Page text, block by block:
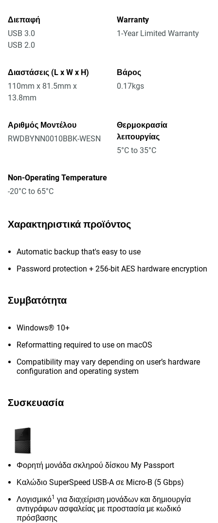
Διεπαφή
USB 3.0
USB 2.0
Warranty
1-Year Limited Warranty
Διαστάσεις (L x W x H)
110mm x 81.5mm x
13.8mm
Βάρος
0.17kgs
Αριθμός Μοντέλου
RWDBYNN0010BBK-WESN
Θερμοκρασία
λειτουργίας
5°C to 35°C
Non-Operating Temperature
-20°C to 65°C
Χαρακτηριστικά προϊόντος
Automatic backup that's easy to use
Password protection + 256-bit AES hardware encryption
Συμβατότητα
Windows® 10+
Reformatting required to use on macOS
Compatibility may vary depending on user’s hardware
configuration and operating system
Συσκευασία
Φορητή μονάδα σκληρού δίσκου My Passport
Καλώδιο SuperSpeed ​​USB-A σε Micro-B (5 Gbps)
Λογισμικό1 για διαχείριση μονάδων και δημιουργία
αντιγράφων ασφαλείας με προστασία με κωδικό
πρόσβασης